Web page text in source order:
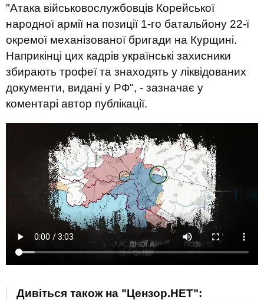
"Атака військовослужбовців Корейської
народної армії на позиції 1-го батальйону 22-ї
окремої механізованої бригади на Курщині.
Наприкінці цих кадрів українські захисники
збирають трофеї та знаходять у ліквідованих
документи, видані у РФ", - зазначає у
коментарі автор публікації.
Дивіться також на "Цензор.НЕТ":